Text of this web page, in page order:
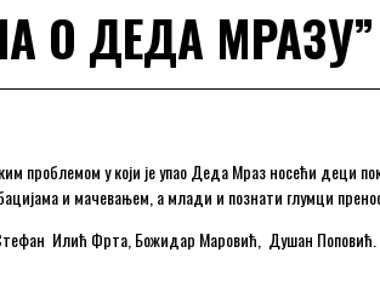
О ДЕДА МРАЗУ”
проблемом у који је упао Деда Мраз носећи деци
и мачевањем, а млади и познати глумци
Стефан Илић Фрта, Божидар Маровић, Душан Поповић.